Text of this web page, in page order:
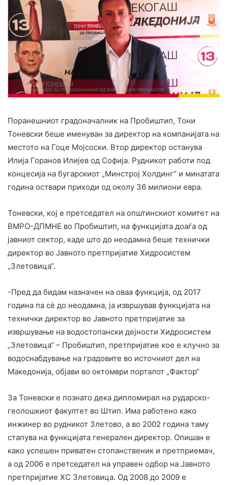
Поранешниот градоначалник на Пробиштип, Тони
Тоневски беше именуван за директор на компанијата на
местото на Гоце Мојсоски. Втор директор останува
Илија Горанов Илијев од Софија. Рудникот работи под
концесија на бугарскиот „Минстрој Холдинг“ и минатата
година оствари приходи од околу 36 милиони евра.
Тоневски, кој е претседател на општинскиот комитет на
ВМРО-ДПМНЕ во Пробиштип, на функцијата доаѓа од
јавниот сектор, каде што до неодамна беше технички
директор во Јавното претпријатие Хидросистем
„Злетовица“.
-Пред да бидам назначен на оваа функција, од 2017
година па сѐ до неодамна, ја извршував функцијата на
технички директор во Јавното претпријатие за
извршување на водостопански дејности Хидросистем
„Злетовица“ – Пробиштип, претпријатие кое е клучно за
водоснабдување на градовите во источниот дел на
Македонија, објави во октомври порталот „Фактор“
За Тоневски е познато дека дипломирал на рударско-
геолошкиот факултет во Штип. Има работено како
инжинер во рудникот Злетово, а во 2002 година таму
стапува на функцијата генерален директор. Опишан е
како успешен приватен стопанственик и претприемач,
а од 2006 е претседател на управен одбор на Јавното
претпријатие ХС Злетовица. Од 2008 до 2009 е